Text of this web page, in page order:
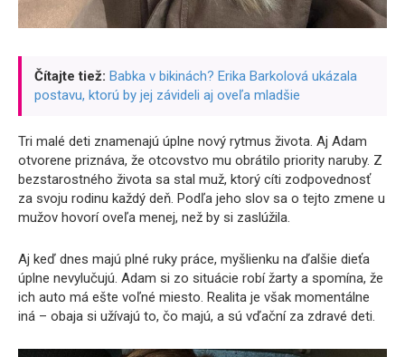
Čítajte tiež: Babka v bikinách? Erika Barkolová ukázala
postavu, ktorú by jej závideli aj oveľa mladšie
Tri malé deti znamenajú úplne nový rytmus života. Aj Adam
otvorene priznáva, že otcovstvo mu obrátilo priority naruby. Z
bezstarostného života sa stal muž, ktorý cíti zodpovednosť
za svoju rodinu každý deň. Podľa jeho slov sa o tejto zmene u
mužov hovorí oveľa menej, než by si zaslúžila.
Aj keď dnes majú plné ruky práce, myšlienku na ďalšie dieťa
úplne nevylučujú. Adam si zo situácie robí žarty a spomína, že
ich auto má ešte voľné miesto. Realita je však momentálne
iná – obaja si užívajú to, čo majú, a sú vďační za zdravé deti.